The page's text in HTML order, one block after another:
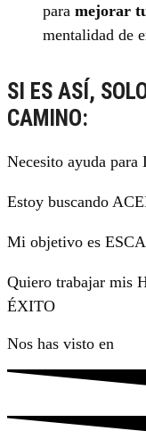
para mejorar
mentalidad de
SI ES ASÍ,
CAMINO:
Necesito ayuda
Estoy buscando
Mi objetivo es
Quiero trabajar mis
ÉXITO
Nos has visto en